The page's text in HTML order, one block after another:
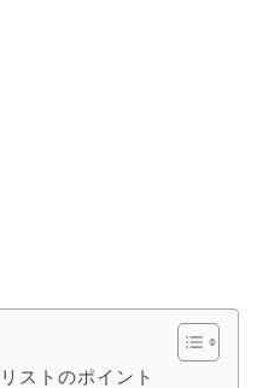
ストのポイント